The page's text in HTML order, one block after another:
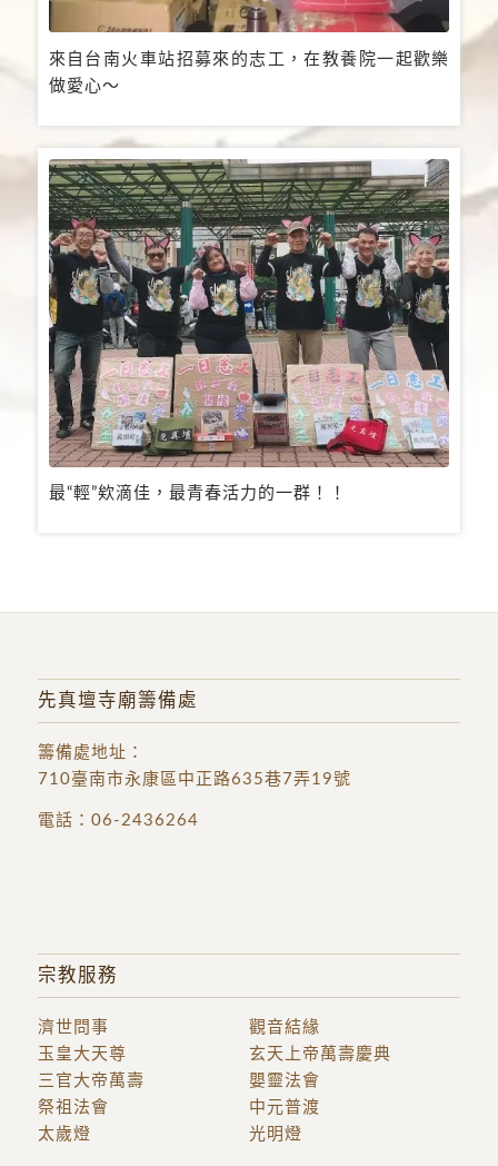
來自台南火車站招募來的志工，在教養院一起歡樂
做愛心～
最“輕”欸滴佳，最青春活力的一群！！
先真壇寺廟籌備處
籌備處地址 ：
710臺南市永康區中正路635巷7弄19號
電話： 06-2436264
宗教服務
濟世問事
觀音結緣
玉皇大天尊
三官大帝萬壽
玄天上帝萬壽慶典
嬰靈法會
祭祖法會
中元普渡
太歲燈
光明燈